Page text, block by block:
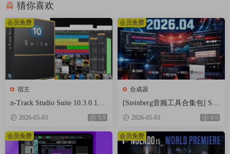
猜你喜欢
宿主
n-Track Studio Suite 10.3.0.107
67 Multilingual [WiN]（250.2M
2026-05-03 9.9
会员免费
合成器
[Steinberg音频工具合集包] Stei
nberg Complete Bundle 2026.04
2026-05-03 9.9
会员免费
会员免费 会员免费